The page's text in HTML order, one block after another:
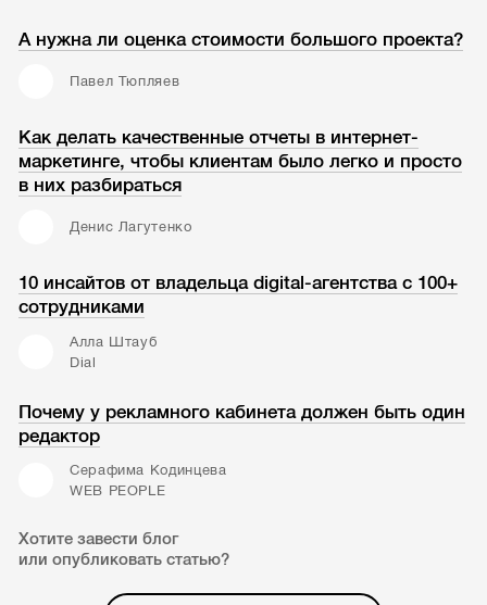
А нужна ли оценка стоимости большого проекта?
Павел Тюпляев
Как делать качественные отчеты в интернет-
маркетинге, чтобы клиентам было легко и просто
в них разбираться
Денис Лагутенко
10 инсайтов от владельца digital-агентства с 100+
сотрудниками
Алла Штауб
Dial
Почему у рекламного кабинета должен быть один
редактор
Серафима Кодинцева
WEB PEOPLE
Хотите завести блог
или опубликовать статью?